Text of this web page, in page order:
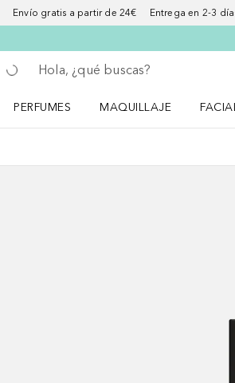
Envío gratis a partir de 24€ Entrega en 2-3
Regresar
Ejecutar búsqueda
PERFUMES
MAQUILLAJE